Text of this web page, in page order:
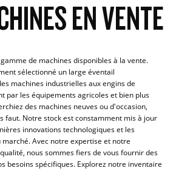
EN VENTE
de machines disponibles à la vente.
sélectionné un large éventail
machines industrielles aux engins de
par les équipements agricoles et bien plus
des machines neuves ou d'occasion,
faut. Notre stock est constamment mis à jour
innovations technologiques et les
Avec notre expertise et notre
nous sommes fiers de vous fournir des
besoins spécifiques. Explorez notre inventaire